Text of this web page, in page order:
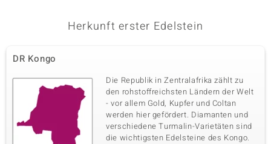
Herkunft erster Edelstein
DR Kongo
Die Republik in Zentralafrika zählt zu
den rohstoffreichsten Ländern der Welt
- vor allem Gold, Kupfer und Coltan
werden hier gefördert. Diamanten und
verschiedene Turmalin-Varietäten sind
die wichtigsten Edelsteine des Kongo.